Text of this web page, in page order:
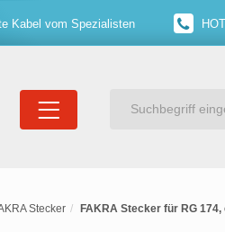
Kabel vom Spezialisten
Stecker FAKRA Stecker für RG